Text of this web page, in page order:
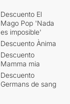
Descuento El
Mago Pop 'Nada
es imposible'
Descuento Ànima
Descuento
Mamma mia
Descuento
Germans de sang